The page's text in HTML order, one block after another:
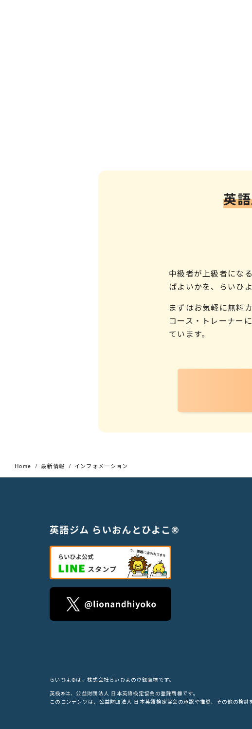
英
中級者が上級者にな
ばよいかを、らいひ
まずはお気軽に無料
コース・トレーナー
ています。
Home 最新情報 インフォメーション
英語ジム らいおんとひよこ®
らいひよ®は、株式会社らいひよの登録商標です。
英検®は、公益財団法人 日本英語検定協会の登録商標です。
このコンテンツは、公益財団法人 日本英語検定協会の承認や推奨、その他の検討